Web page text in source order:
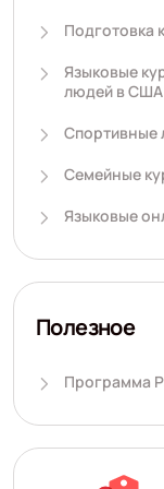
Подготовка
Языковые
людей в США
Спортивные
Семейные
Языковые
Полезное
Программа